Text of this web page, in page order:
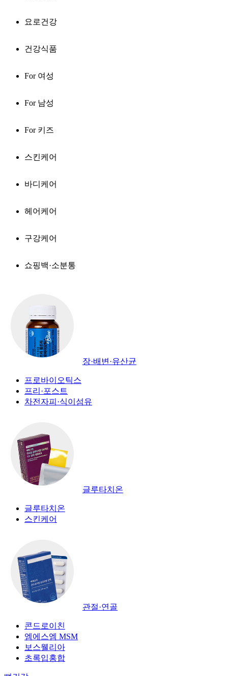
요로건강
건강식품
For 여성
For 남성
For 키즈
스킨케어
바디케어
헤어케어
구강케어
쇼핑백·소분통
장·배변·유산균
프로바이오틱스
프리·포스트
차전자피·식이섬유
글루타치온
글루타치온
스킨케어
관절·연골
콘드로이친
엠에스엠 MSM
보스웰리아
초록입홍합